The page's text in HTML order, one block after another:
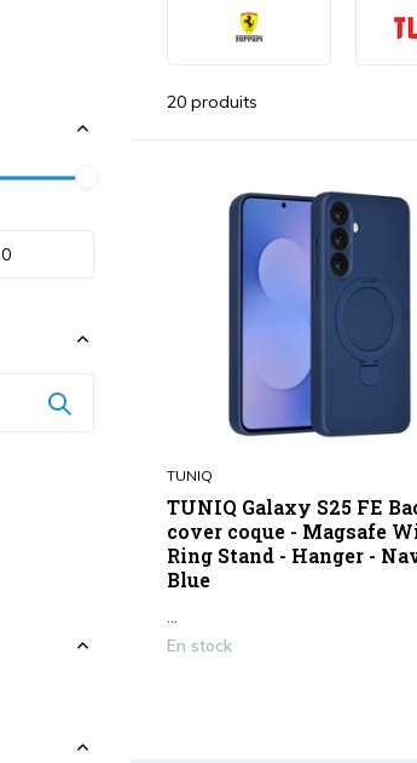
20 produits
TUNIQ
TUNIQ Galaxy S25 FE
cover coque - Magsafe
Ring Stand - Hanger -
Blue
...
En stock